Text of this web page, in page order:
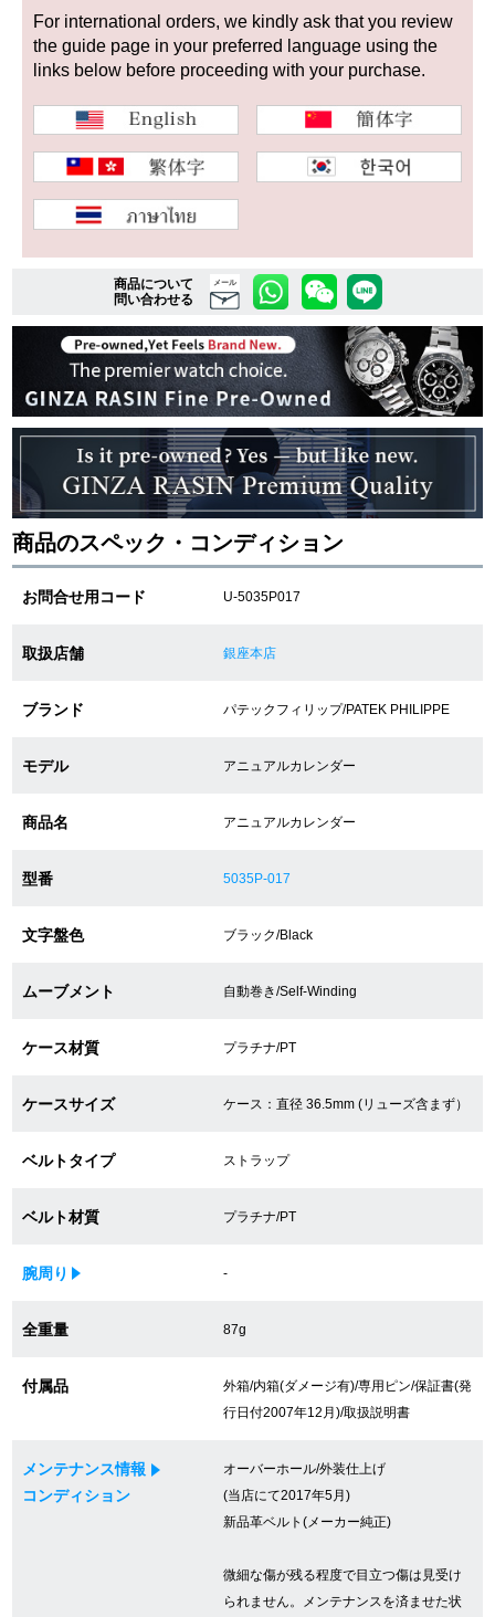
新品 未使用品
中古品 アンティーク品
WEB限定品 SALE
複数条件で商品を絞り込む
ご利用ガイド
GINZA RASINのプレミアムクオリティについて
送料・お支払方法
ショッピングローンの流れ
よくある質問
お問い合わせ
店舗取り寄せサービス
買取・下取りをご希望の方
買取・下取りはこちら
買取専門サロン
修理・メンテナンスをご希望の方
オーバーホールについて
For international orders, we kindly ask that you review
the guide page in your preferred language using the
links below before proceeding with your purchase.
商品について
問い合わせる
メール
商品のスペック・コンディション
お問合せ用コード U-5035P017
取扱店舗 銀座本店
ブランド パテックフィリップ/PATEK PHILIPPE
モデル アニュアルカレンダー
商品名 アニュアルカレンダー
型番 5035P-017
文字盤色 ブラック/Black
ムーブメント 自動巻き/Self-Winding
ケース材質 プラチナ/PT
ケースサイズ ケース：直径 36.5mm (リューズ含まず）
ベルトタイプ ストラップ
ベルト材質 プラチナ/PT
腕周り -
全重量 87g
付属品
外箱/内箱(ダメージ有)/専用ピン/保証書(発
行日付2007年12月)/取扱説明書
メンテナンス情報
コンディション
オーバーホール/外装仕上げ
(当店にて2017年5月)
新品革ベルト(メーカー純正)
微細な傷が残る程度で目立つ傷は見受け
られません。メンテナンスを済ませた状